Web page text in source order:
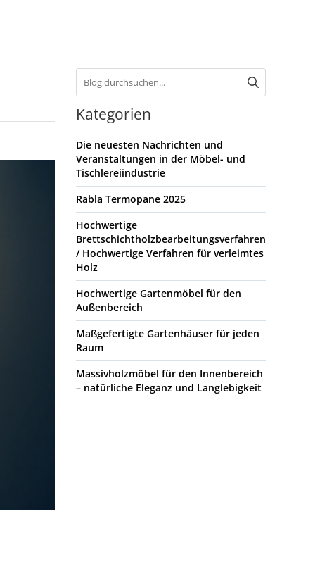
Kategorien
Die neuesten Nachrichten und
Veranstaltungen in der Möbel- und
Tischlereiindustrie
Rabla Termopane 2025
Hochwertige
Brettschichtholzbearbeitungsverfahren
/ Hochwertige Verfahren für verleimtes
Holz
Hochwertige Gartenmöbel für den
Außenbereich
Maßgefertigte Gartenhäuser für jeden
Raum
Massivholzmöbel für den Innenbereich
– natürliche Eleganz und Langlebigkeit